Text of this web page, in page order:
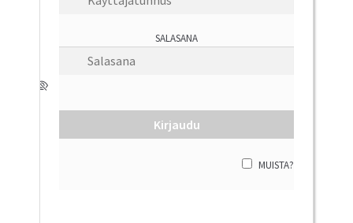
SALASANA
MUISTA?